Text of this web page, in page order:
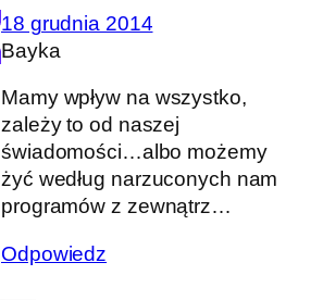
18 grudnia 2014
Bayka
Mamy wpływ na wszystko,
zależy to od naszej
świadomości…albo możemy
żyć według narzuconych nam
programów z zewnątrz…
Odpowiedz